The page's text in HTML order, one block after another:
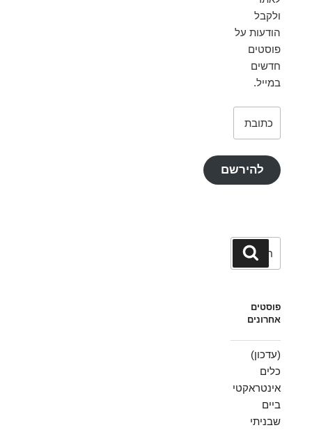
ולקבל
הודעות על
פוסטים
חדשים
במייל.
להירשם
חיפוש
פוסטים
אחרונים
(עדכון)
כלים
אינטראקטי
ביים
שבניתי